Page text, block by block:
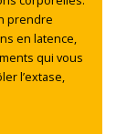
prendre
en latence,
qui vous
l’extase,